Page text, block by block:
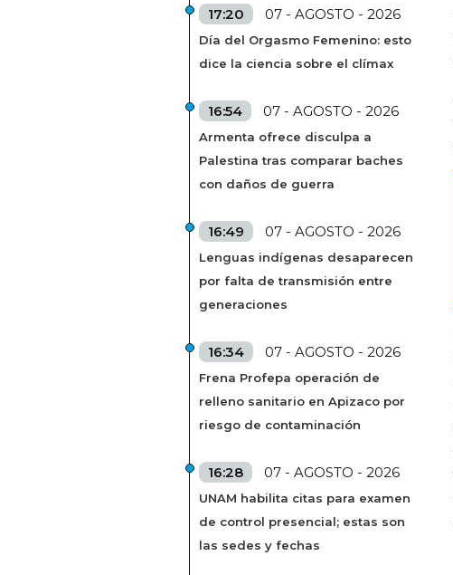
17:20 07 - AGOSTO - 2026
Día del Orgasmo Femenino: esto
dice la ciencia sobre el clímax
16:54 07 - AGOSTO - 2026
Armenta ofrece disculpa a
Palestina tras comparar baches
con daños de guerra
16:49 07 - AGOSTO - 2026
Lenguas indígenas desaparecen
por falta de transmisión entre
generaciones
16:34 07 - AGOSTO - 2026
Frena Profepa operación de
relleno sanitario en Apizaco por
riesgo de contaminación
16:28 07 - AGOSTO - 2026
UNAM habilita citas para examen
de control presencial; estas son
las sedes y fechas